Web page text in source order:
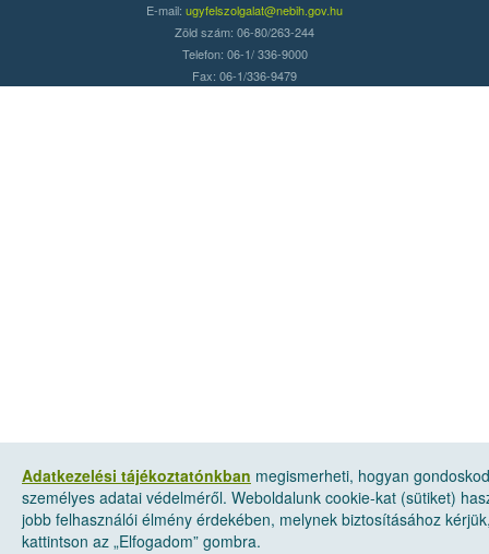
Adatkezelési tájékoztatónkban megismerheti, hogyan
személyes adatai védelméről. Weboldalunk cookie-kat (sütiket)
jobb felhasználói élmény érdekében, melynek biztosításához
kattintson az „Elfogadom” gombra.
E-mail: ugyfelszolgalat@nebih.gov.hu
Zöld szám: 06-80/263-244
Telefon: 06-1/ 336-9000
Fax: 06-1/336-9479